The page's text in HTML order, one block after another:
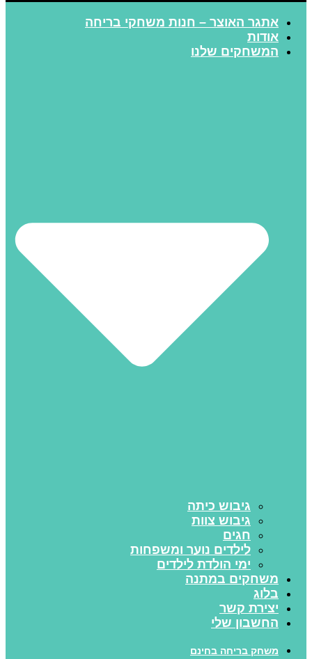
אתגר האוצר – חנות משחקי בריחה
אודות
המשחקים שלנו
גיבוש כיתה
גיבוש צוות
חגים
לילדים נוער ומשפחות
ימי הולדת לילדים
משחקים במתנה
בלוג
יצירת קשר
החשבון שלי
משחק בריחה בחינם